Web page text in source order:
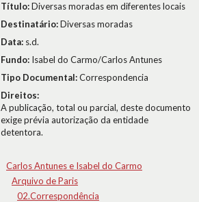
Título:Diversas moradas em diferentes locais
Destinatário:Diversas moradas
Data: s.d.
Fundo: Isabel do Carmo/Carlos Antunes
Tipo Documental:Correspondencia
Direitos:
A publicação, total ou parcial, deste documento
exige prévia autorização da entidade
detentora.
Carlos Antunes e Isabel do Carmo
Arquivo de Paris
02.Correspondência